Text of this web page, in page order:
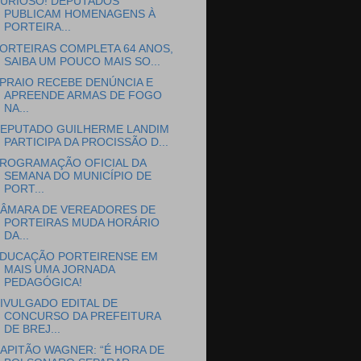
PUBLICAM HOMENAGENS À
PORTEIRA...
COMPLETA 64 ANOS,
SAIBA UM POUCO MAIS SO...
RECEBE DENÚNCIA E
APREENDE ARMAS DE FOGO
NA...
GUILHERME LANDIM
PARTICIPA DA PROCISSÃO D...
OFICIAL DA
SEMANA DO MUNICÍPIO DE
PORT...
DE VEREADORES DE
PORTEIRAS MUDA HORÁRIO
DA...
PORTEIRENSE EM
MAIS UMA JORNADA
PEDAGÓGICA!
EDITAL DE
CONCURSO DA PREFEITURA
DE BREJ...
WAGNER: “É HORA DE